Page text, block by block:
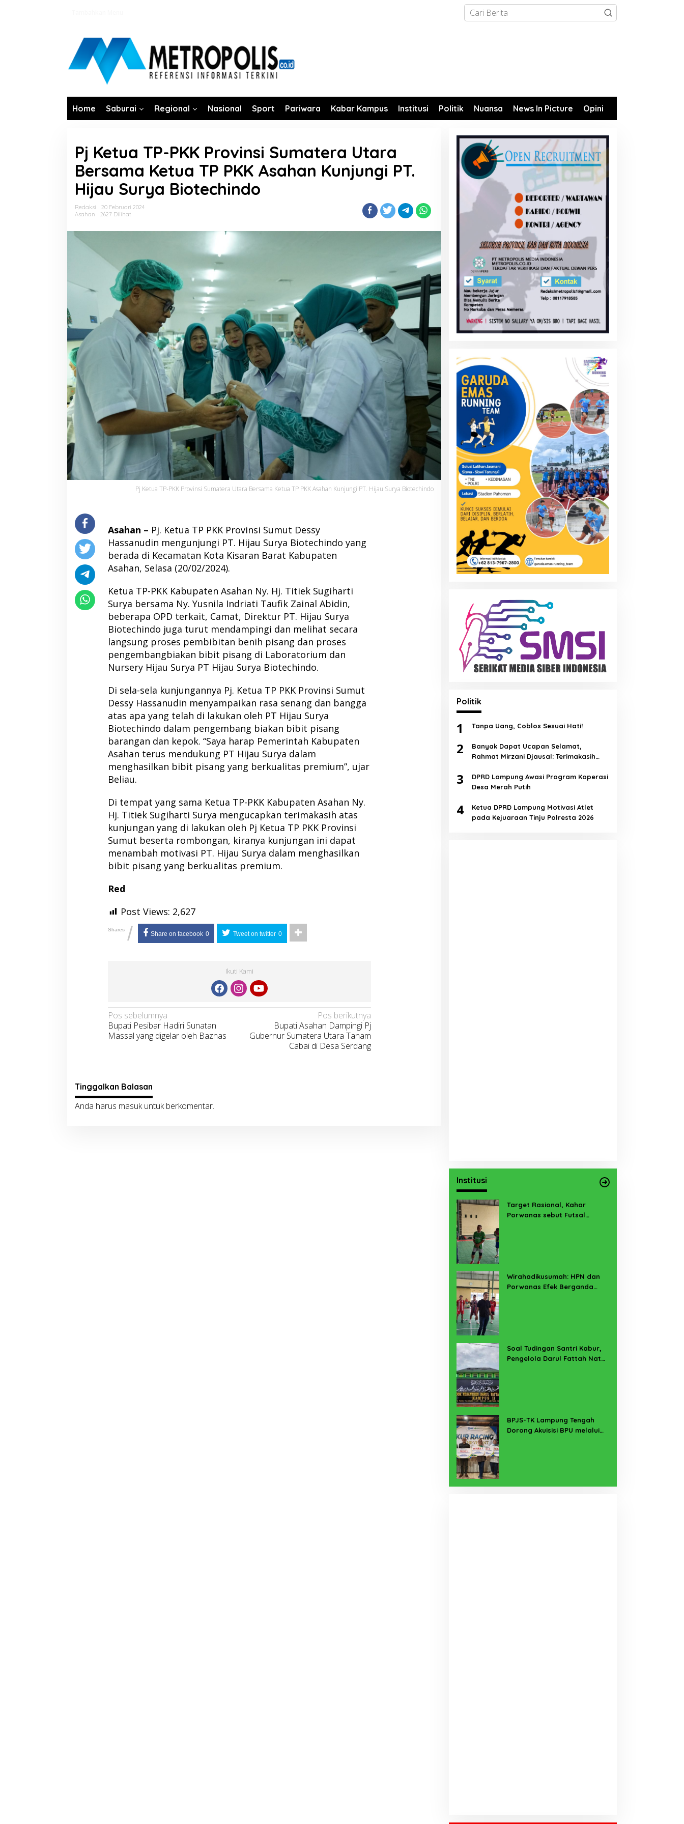
Home Saburai Regional Nasional Sport Pariwara Kabar Kampus Institusi Politik Nuansa News In Picture Opini
Pj Ketua TP-PKK Provinsi Sumatera Utara
Bersama Ketua TP PKK Asahan Kunjungi PT.
Hijau Surya Biotechindo
Redaksi
20 Februari 2024
Asahan
2627 Dilihat
Pj Ketua TP-PKK Provinsi Sumatera Utara Bersama Ketua TP PKK Asahan Kunjungi PT. Hijau Surya Biotechindo
Asahan – Pj. Ketua TP PKK Provinsi Sumut Dessy
Hassanudin mengunjungi PT. Hijau Surya Biotechindo yang
berada di Kecamatan Kota Kisaran Barat Kabupaten
Asahan, Selasa (20/02/2024).
Ketua TP-PKK Kabupaten Asahan Ny. Hj. Titiek Sugiharti
Surya bersama Ny. Yusnila Indriati Taufik Zainal Abidin,
beberapa OPD terkait, Camat, Direktur PT. Hijau Surya
Biotechindo juga turut mendampingi dan melihat secara
langsung proses pembibitan benih pisang dan proses
pengembangbiakan bibit pisang di Laboratorium dan
Nursery Hijau Surya PT Hijau Surya Biotechindo.
Di sela-sela kunjungannya Pj. Ketua TP PKK Provinsi Sumut
Dessy Hassanudin menyampaikan rasa senang dan bangga
atas apa yang telah di lakukan oleh PT Hijau Surya
Biotechindo dalam pengembang biakan bibit pisang
barangan dan kepok. “Saya harap Pemerintah Kabupaten
Asahan terus mendukung PT Hijau Surya dalam
menghasilkan bibit pisang yang berkualitas premium”, ujar
Beliau.
Di tempat yang sama Ketua TP-PKK Kabupaten Asahan Ny.
Hj. Titiek Sugiharti Surya mengucapkan terimakasih atas
kunjungan yang di lakukan oleh Pj Ketua TP PKK Provinsi
Sumut beserta rombongan, kiranya kunjungan ini dapat
menambah motivasi PT. Hijau Surya dalam menghasilkan
bibit pisang yang berkualitas premium.
Red
Post Views: 2,627
Shares / Share on facebook 0 Tweet on twitter 0
Ikuti Kami
Navigasi
pos
Pos sebelumnya
Bupati Pesibar Hadiri Sunatan
Massal yang digelar oleh Baznas
Pos berikutnya
Bupati Asahan Dampingi Pj
Gubernur Sumatera Utara Tanam
Cabai di Desa Serdang
Tinggalkan Balasan
Anda harus masukuntuk berkomentar.
Politik
1 Tanpa Uang, Coblos Sesuai Hati!
2
Banyak Dapat Ucapan Selamat,
Rahmat Mirzani Djausal: Terimakasih
3
DPRD Lampung Awasi Program Koperasi
Desa Merah Putih
4
Ketua DPRD Lampung Motivasi Atlet
pada Kejuaraan Tinju Polresta 2026
Institusi
Target Rasional, Kahar
Porwanas sebut Futsal
Wirahadikusumah: HPN dan
Porwanas Efek Berganda
Soal Tudingan Santri Kabur,
Pengelola Darul Fattah Natar
BPJS-TK Lampung Tengah
Dorong Akuisisi BPU melalui